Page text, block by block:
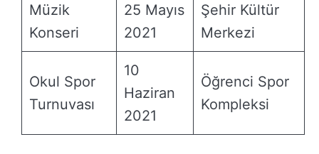
Müzik
Konseri
25 Mayıs
2021
Şehir Kültür
Merkezi
Okul Spor
Turnuvası
10
Haziran
2021
Öğrenci Spor
Kompleksi